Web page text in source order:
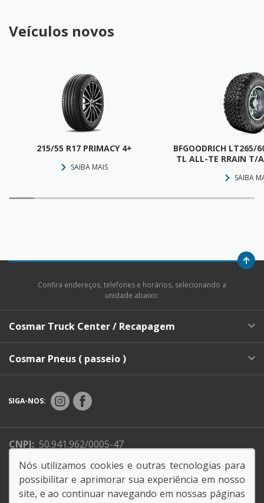
Veículos novos
215/55 R17 PRIMACY 4+
SAIBA MAIS
BFGOODRICH LT265/
TL ALL-TE RRAIN T/
SAIBA
Confira endereços, telefones e horários, selecionando a
unidade abaixo:
Cosmar Truck Center / Recapagem
Cosmar Pneus ( passeio )
SIGA-NOS:
CNPJ: 50.941.962/0005-47
Endereço Matriz: Av. Professora Maria do Carmo
Guimarães Pellegrini, 800 - Retiro - Jundiaí-SP
Nós utilizamos cookies e outras tecnologias para
possibilitar e aprimorar sua experiência em nosso
site, e ao continuar navegando em nossas páginas